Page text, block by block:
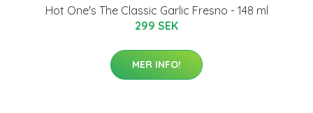
Hot One's The Classic Garlic Fresno - 148 ml
299 SEK
MER INFO!